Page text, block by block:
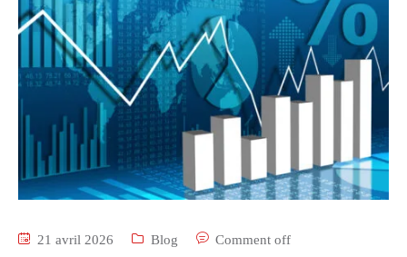
21 avril 2026 Blog Comment off